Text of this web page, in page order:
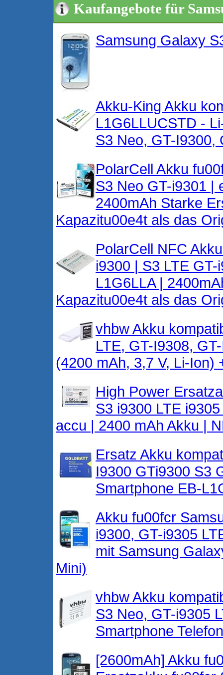
Kaufangebote für
Samsung Galaxy
Akku-King Akku
L1G6LLUCSTD -
S3 Neo, GT-I9300,
PolarCell Akku
S3 Neo GT-i9301 |
2400mAh Starke
Kapazitu00e4t als das
PolarCell NFC
i9300 | S3 LTE
L1G6LLA |
Kapazitu00e4t als das
vhbw Akku
LTE, GT-I9308,
(4200 mAh, 3,7 V, Li-Ion)
High Power
S3 i9300 LTE
accu | 2400 mAh Akku |
Ersatz Akku
I9300 GTi9300 S3
Smartphone EB-
Akku fu00fcr
i9300, GT-i9305
mit Samsung
Mini)
vhbw Akku
S3 Neo, GT-i9305
Smartphone
[2600mAh] Akku